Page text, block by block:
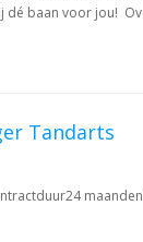
baan voor jou!
Tandarts